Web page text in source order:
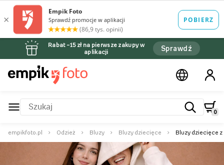
Rabat –15 zł na pierwsze zakupy w
aplikacji
Sprawdź
0
empikfoto.pl Odzież Bluzy Bluzy dziecięce Bluzy dziecięce